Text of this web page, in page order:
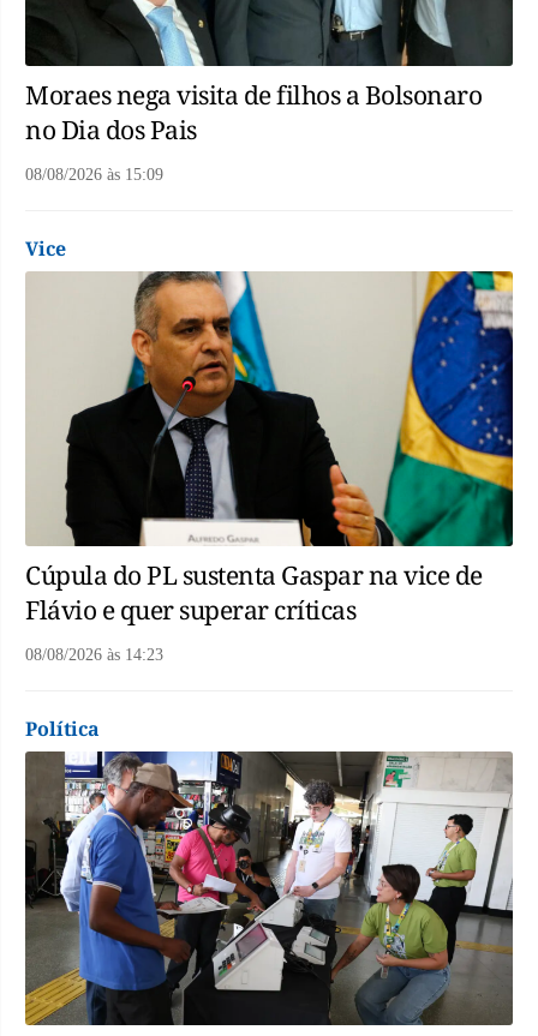
Moraes nega visita de filhos a Bolsonaro
no Dia dos Pais
08/08/2026 às 15:09
Vice
Cúpula do PL sustenta Gaspar na vice de
Flávio e quer superar críticas
08/08/2026 às 14:23
Política